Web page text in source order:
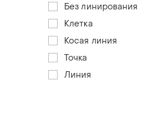
Без линирования
Клетка
Косая линия
Точка
Линия